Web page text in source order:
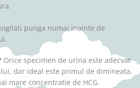
punga numai inainte de
Orice specimen de urina este adecvat
dar ideal este primul de dimineata,
mare concentratie de HCG.